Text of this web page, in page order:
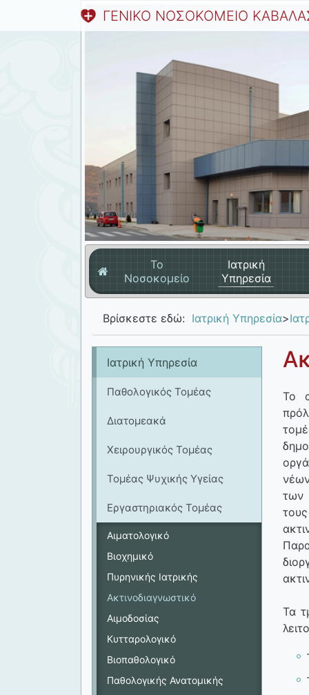
ΓΕΝΙΚΟ ΝΟΣΟΚΟΜΕΙΟ
Το
Νοσοκομείο
Ιατρική
Υπηρεσία
Βρίσκεστε εδώ: Ιατρική Υπηρεσία>
Ιατρική Υπηρεσία
Παθολογικός Τομέας
Διατομεακά
Χειρουργικός Τομέας
Τομέας Ψυχικής Υγείας
Εργαστηριακός Τομέας
Αιματολογικό
Βιοχημικό
Πυρηνικής Ιατρικής
Ακτινοδιαγνωστικό
Αιμοδοσίας
Κυτταρολογικό
Βιοπαθολογικό
Παθολογικής Ανατομικής
Το
των
Τα